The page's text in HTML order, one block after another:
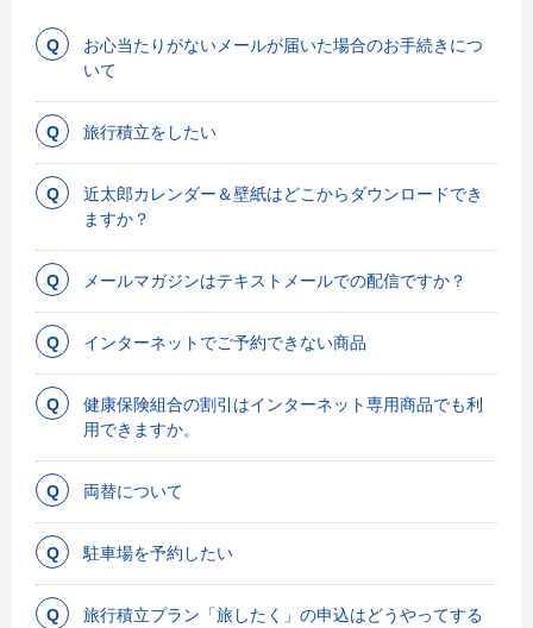
お心当たりがないメールが届いた場合のお手続きにつ
いて
旅行積立をしたい
近太郎カレンダー＆壁紙はどこからダウンロードでき
ますか？
メールマガジンはテキストメールでの配信ですか？
インターネットでご予約できない商品
健康保険組合の割引はインターネット専用商品でも利
用できますか。
両替について
駐車場を予約したい
旅行積立プラン「旅したく」の申込はどうやってする